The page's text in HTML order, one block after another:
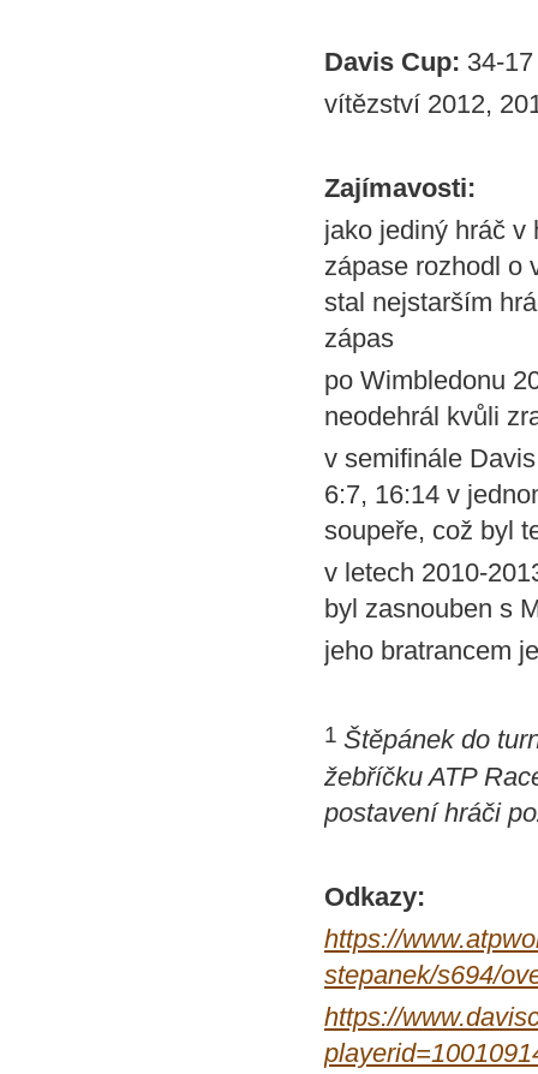
Davis Cup: 34-
vítězství 2012,
Zajímavosti:
jako jediný hráč v
zápase rozhodl o
stal nejstarším
zápas
po Wimbledonu
neodehrál kvůli
v semifinále
6:7, 16:14 v
soupeře, což byl
v letech 2010-
byl zasnouben s
jeho bratrancem
1 Štěpánek do
žebříčku ATP
postavení hráči
Odkazy:
https://
stepanek/s694/
https://